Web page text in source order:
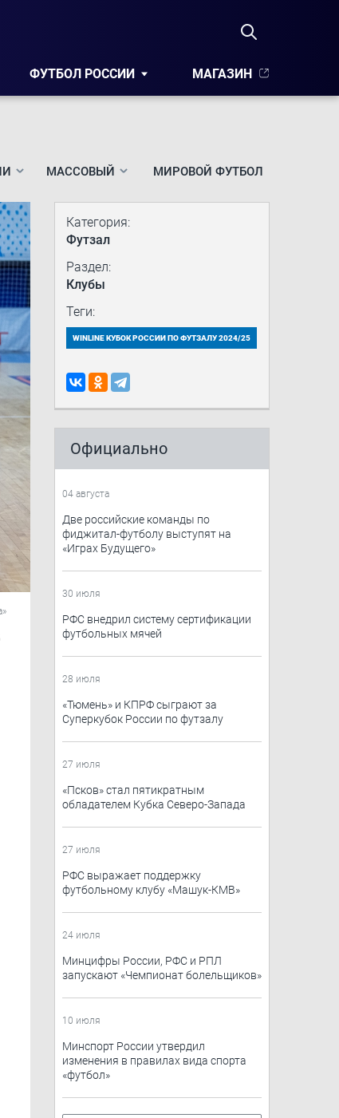
ФУТБОЛ РОССИИ МАГАЗИН
МАССОВЫЙ МИРОВОЙ ФУТБОЛ
Категория:
Футзал
Раздел:
Клубы
Теги:
WINLINE КУБОК РОССИИ ПО ФУТЗАЛУ 2024/25
Официально
04 августа
Две российские команды по
фиджитал-футболу выступят на
«Играх Будущего»
30 июля
РФС внедрил систему сертификации
футбольных мячей
28 июля
​«Тюмень»​ и КПРФ сыграют за
Суперкубок России по футзалу
27 июля
«Псков» стал пятикратным
обладателем Кубка Северо-Запада
27 июля
РФС выражает поддержку
футбольному клубу «Машук-КМВ»
24 июля
Минцифры России, РФС и РПЛ
запускают «Чемпионат болельщиков»
10 июля
Минспорт России утвердил
изменения в правилах вида спорта
«футбол»